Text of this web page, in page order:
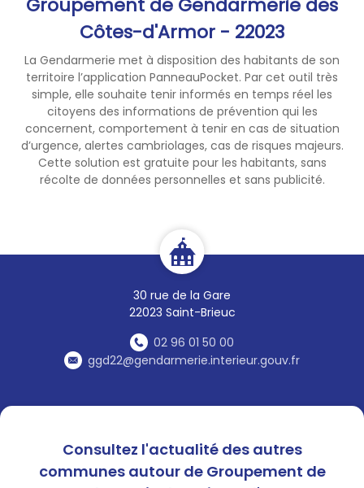
Côtes-d'Armor - 22023
La Gendarmerie met à disposition des habitants de son
territoire l’application PanneauPocket. Par cet outil très
simple, elle souhaite tenir informés en temps réel les
citoyens des informations de prévention qui les
concernent, comportement à tenir en cas de situation
d’urgence, alertes cambriolages, cas de risques majeurs.
Cette solution est gratuite pour les habitants, sans
récolte de données personnelles et sans publicité.
30 rue de la Gare
22023 Saint-Brieuc
02 96 01 50 00
ggd22@gendarmerie.interieur.gouv.fr
Nous vous rappelons ces
quelques conseils pour vous
prémunir des agissements de
ces personnes:
- Ne jamais laisser entrer
d'inconnu chez soi,
- Utiliser le judas ou
l’entrebâilleur de votre porte
quand ils y sont installés,
même si la personne est en
tenue,
- En cas de doute, composer
Pour les personnes âgées
isolées, pensez à l'opération
tranquillité seniors!
Consultez l'actualité des autres
communes autour de Groupement de